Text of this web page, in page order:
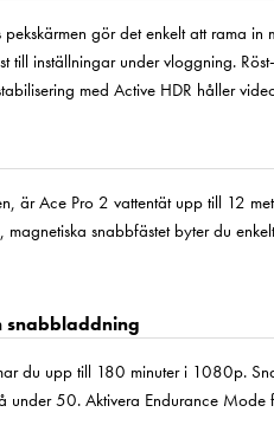
gör det enkelt att rama
till inställningar under vloggning.
med Active HDR håller
är Ace Pro 2 vattentät upp till 12
snabbfästet byter du
snabbladdning
du upp till 180 minuter i 1080p.
under 50. Aktivera Endurance Mode